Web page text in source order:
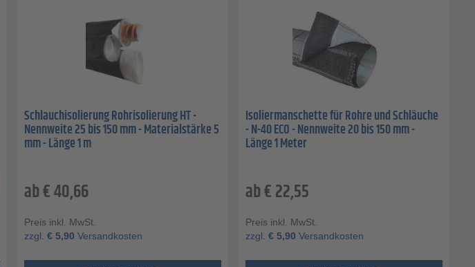
Schlauchisolierung Rohrisolierung HT -
Nennweite 25 bis 150 mm - Materialstärke 5
mm - Länge 1 m
ab€40,66
Preis inkl. MwSt.
zzgl. € 5,90 Versandkosten
Isoliermanschette für Rohre und Schläuche
- N-40 ECO - Nennweite 20 bis 150 mm -
Länge 1 Meter
ab€22,55
Preis inkl. MwSt.
zzgl. € 5,90 Versandkosten